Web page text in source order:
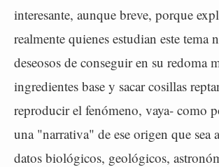
interesante, aunque breve, porque
realmente quienes estudian este tema
deseosos de conseguir en su redoma
ingredientes base y sacar cosillas
reproducir el fenómeno, vaya- como
una "narrativa" de ese origen que sea
datos biológicos, geológicos,